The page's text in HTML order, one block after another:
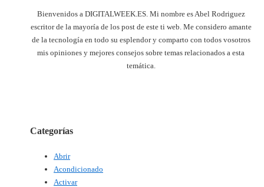
Bienvenidos a DIGITALWEEK.ES. Mi nombre es Abel Rodriguez
escritor de la mayoría de los post de este ti web. Me considero amante
de la tecnología en todo su esplendor y comparto con todos vosotros
mis opiniones y mejores consejos sobre temas relacionados a esta
temática.
Categorías
Abrir
Acondicionado
Activar